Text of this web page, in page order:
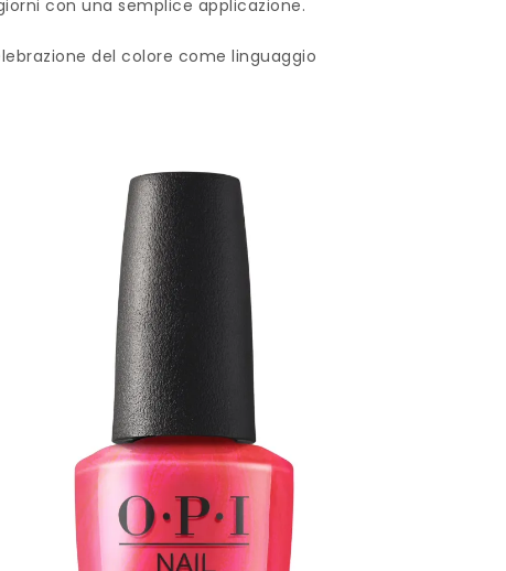
con una semplice applicazione.
del colore come linguaggio